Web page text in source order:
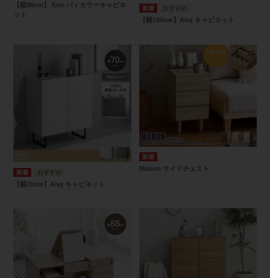
【幅96cm】 Erin バイカラーキャビネ
ット
【幅100cm】Anq キャビネット
【幅70cm】Anq キャビネット
Manon サイドチェスト